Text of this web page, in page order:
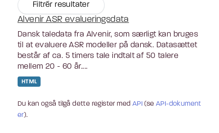
Filtrér resultater
Alvenir ASR evalueringsdata
Dansk taledata fra Alvenir, som særligt kan bruges
til at evaluere ASR modeller på dansk. Datasættet
består af ca. 5 timers tale indtalt af 50 talere
mellem 20 - 60 år....
HTML
Du kan også tilgå dette register med API (seAPI-dokument
er).